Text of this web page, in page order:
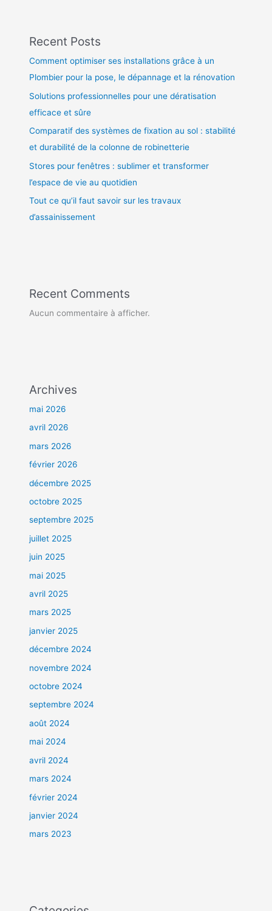
Recent Posts
Comment optimiser ses installations grâce à un
Plombier pour la pose, le dépannage et la rénovation
Solutions professionnelles pour une dératisation
efficace et sûre
Comparatif des systèmes de fixation au sol : stabilité
et durabilité de la colonne de robinetterie
Stores pour fenêtres : sublimer et transformer
l’espace de vie au quotidien
Tout ce qu’il faut savoir sur les travaux
d’assainissement
Recent Comments
Aucun commentaire à afficher.
Archives
mai 2026
avril 2026
mars 2026
février 2026
décembre 2025
octobre 2025
septembre 2025
juillet 2025
juin 2025
mai 2025
avril 2025
mars 2025
janvier 2025
décembre 2024
novembre 2024
octobre 2024
septembre 2024
août 2024
mai 2024
avril 2024
mars 2024
février 2024
janvier 2024
mars 2023